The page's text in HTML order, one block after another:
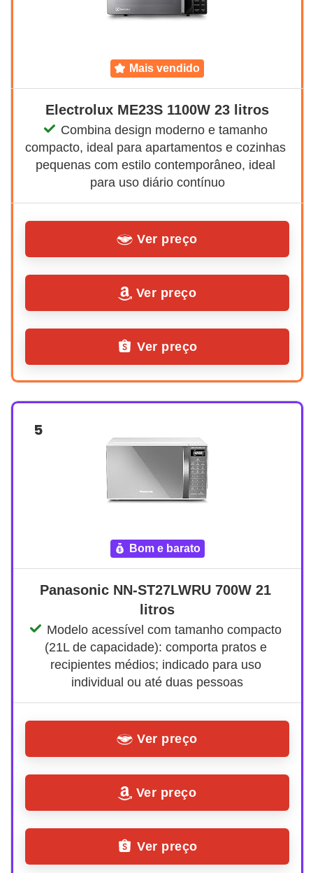
mais vendido
Electrolux ME23S 1100W 23 litros
Combina design moderno e tamanho
compacto, ideal para apartamentos e cozinhas
pequenas com estilo contemporâneo, ideal
para uso diário contínuo
Ver preço
Ver preço
Ver preço
5
bom e barato
Panasonic NN-ST27LWRU 700W 21
litros
Modelo acessível com tamanho compacto
(21L de capacidade): comporta pratos e
recipientes médios; indicado para uso
individual ou até duas pessoas
Ver preço
Ver preço
Ver preço